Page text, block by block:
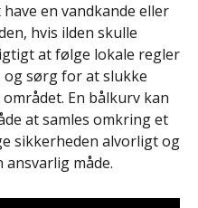
en vandkande eller
hvis ilden skulle
at følge lokale regler
sørg for at slukke
En bålkurv kan
at samles omkring et
sikkerheden alvorligt og
måde.